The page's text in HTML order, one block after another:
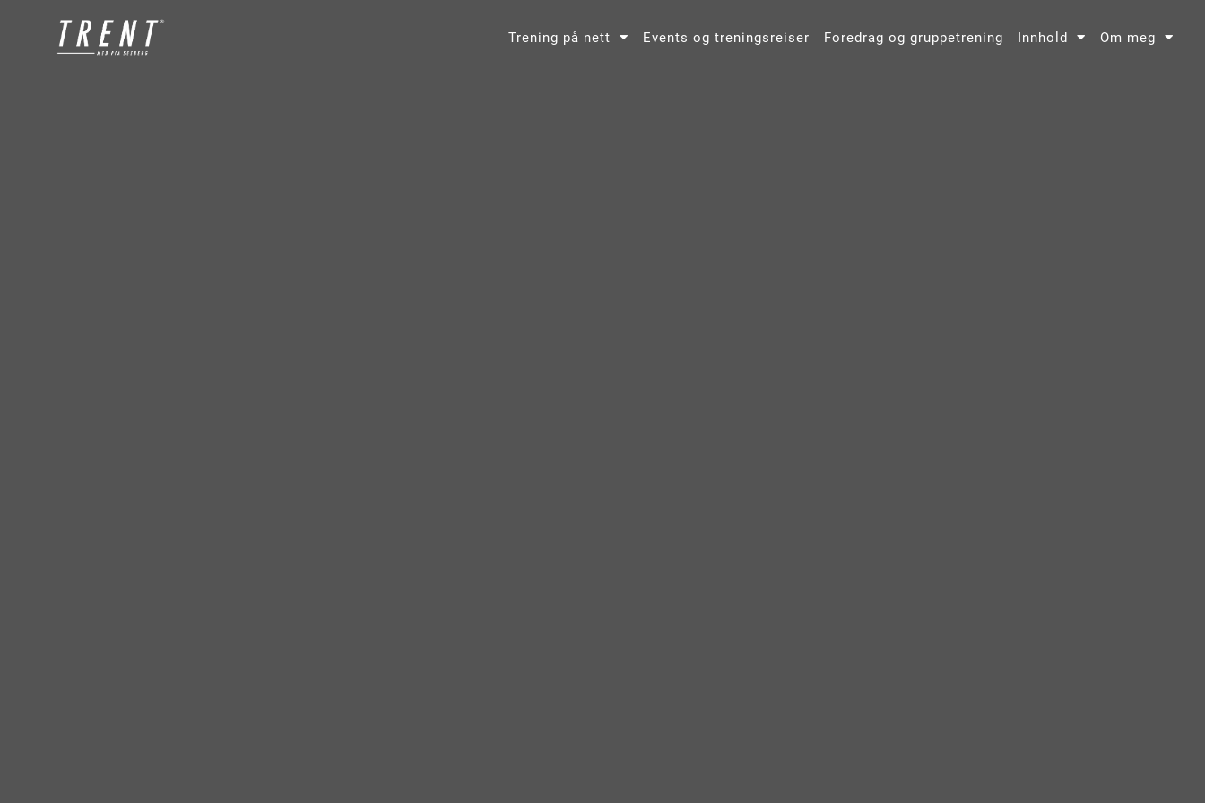
Trening på nett Events og treningsreiser Foredrag og gruppetrening Innhold Om meg